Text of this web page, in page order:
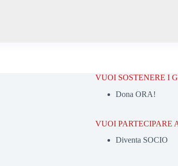
VUOI SOSTENERE I
Dona ORA!
VUOI PARTECIPARE
Diventa SOCIO